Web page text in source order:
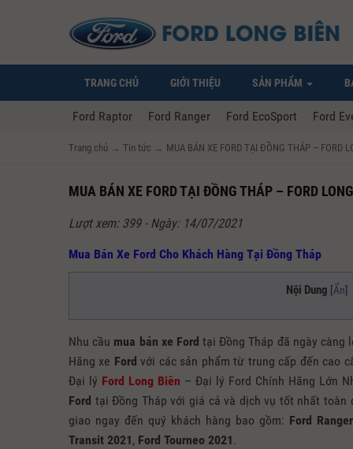
TRANG CHỦ GIỚI THIỆU SẢN PHẨM
Ford Raptor Ford Ranger Ford EcoSport Ford
Trang chủ → Tin tức → MUA BÁN XE FORD TẠI ĐỒNG THÁP – FORD
MUA BÁN XE FORD TẠI ĐỒNG THÁP – FORD
Lượt xem: 399 - Ngày: 14/07/2021
Mua Bán Xe Ford Cho Khách Hàng Tại Đồng Tháp
Nội Dung [Ẩn]
Nhu cầu mua bán xe Ford tại Đồng Tháp đã ngày
Hãng xe Ford với các sản phẩm từ trung cấp đến cao
Đại lý Ford Long Biên – Đại lý Ford Chính Hãng Lớn
Ford tại Đồng Tháp với giá cả và dịch vụ tốt nhất toàn
giao ngay đến quý khách hàng bao gồm: Ford
Transit 2021, Ford Tourneo 2021.